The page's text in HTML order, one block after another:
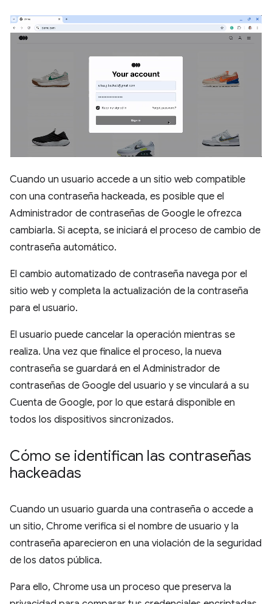
Cuando un usuario accede a un sitio web compatible
con una contraseña hackeada, es posible que el
Administrador de contraseñas de Google le ofrezca
cambiarla. Si acepta, se iniciará el proceso de cambio de
contraseña automático.
El cambio automatizado de contraseña navega por el
sitio web y completa la actualización de la contraseña
para el usuario.
El usuario puede cancelar la operación mientras se
realiza. Una vez que finalice el proceso, la nueva
contraseña se guardará en el Administrador de
contraseñas de Google del usuario y se vinculará a su
Cuenta de Google, por lo que estará disponible en
todos los dispositivos sincronizados.
Cómo se identifican las contraseñas
hackeadas
Cuando un usuario guarda una contraseña o accede a
un sitio, Chrome verifica si el nombre de usuario y la
contraseña aparecieron en una violación de la seguridad
de los datos pública.
Para ello, Chrome usa un proceso que preserva la